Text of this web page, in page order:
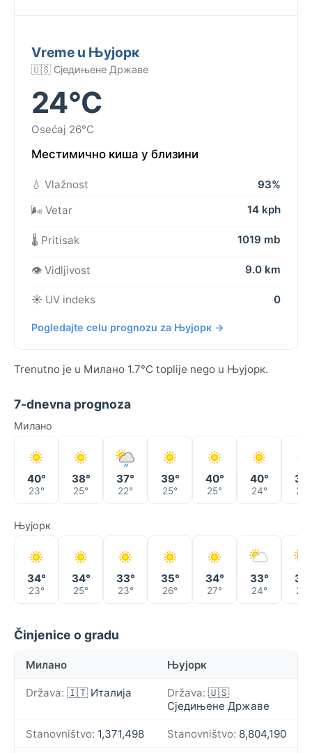
Vreme u Њујорк
🇺🇸 Сједињене Државе
24°C
Osećaj 26°C
Местимично киша у близини
💧 Vlažnost
93%
🌬️ Vetar
14 kph
🌡️ Pritisak 1019 mb
👁️ Vidljivost 9.0 km
☀️ UV indeks 0
Pogledajte celu prognozu za Њујорк →
Trenutno je u Милано 1.7°C toplije nego u Њујорк.
7-dnevna prognoza
Милано
40°
23°
38°
25°
37°
22°
39°
25°
40°
25°
40°
24° 23°
Њујорк
34°
23°
34°
25°
33°
23°
35°
26°
34°
27°
33°
24° 26°
Činjenice o gradu
Милано Њујорк
Država: 🇮🇹 Италија Država: 🇺🇸
Сједињене Државе
Stanovništvo: 1,371,498 Stanovništvo: 8,804,190